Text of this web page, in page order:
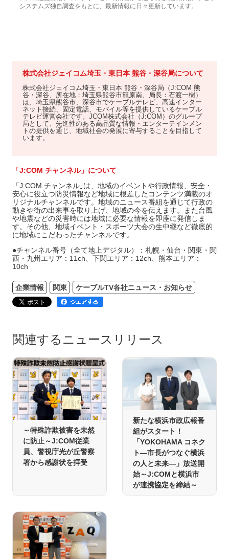
システムズ独自調査をもとに、最新情報に日々更新しています。
株式会社ジェイコム埼玉・東日本 熊谷・深谷局について
株式会社ジェイコム埼玉・東日本 熊谷・深谷局（J:COM 熊
谷・深谷、所在地：埼玉県熊谷市籠原南、局長：石渡一樹）
は、埼玉県熊谷市、深谷市でケーブルテレビ、高速インター
ネット接続、固定電話、モバイル等を提供しているケーブル
テレビ運営会社です。JCOM株式会社（J:COM）のグループ
局として、先進性のある高品質な情報・エンターテインメン
トの提供を通じ、地域社会の発展に寄与することを目指して
います。
「J:COM チャンネル」について
「J:COM チャンネル｣は、地域のイベントや行政情報、安全・
安心に役立つ防災情報など地域に根差したコンテンツ満載のオ
リジナルチャンネルです。地域のニュース番組を通じて行政の
動きや街の出来事を取り上げ、地域の今を伝えます。また台風
や地震などの災害時には地域に必要な情報を即座に発信しま
す。その他、地域イベント・スポーツ大会の生中継など徹底的
に地域にこだわったチャンネルです。
●チャンネル番号（全て地上デジタル）：札幌・仙台・関東・関
西・九州エリア：11ch、下関エリア：12ch、熊本エリア：
10ch
企業情報 関東 ケーブルTV各社ニュース・お知らせ
関連するニュースリリース
～特殊詐欺被害を未然
に防止～J:COM従業
員、警視庁光が丘警察
署から感謝状を拝受
新たな横浜市政広報番
組がスタート！
「YOKOHAMA コネク
ト―市長がつなぐ横浜
の人と未来―」放送開
始～J:COMと横浜市
が連携協定を締結～